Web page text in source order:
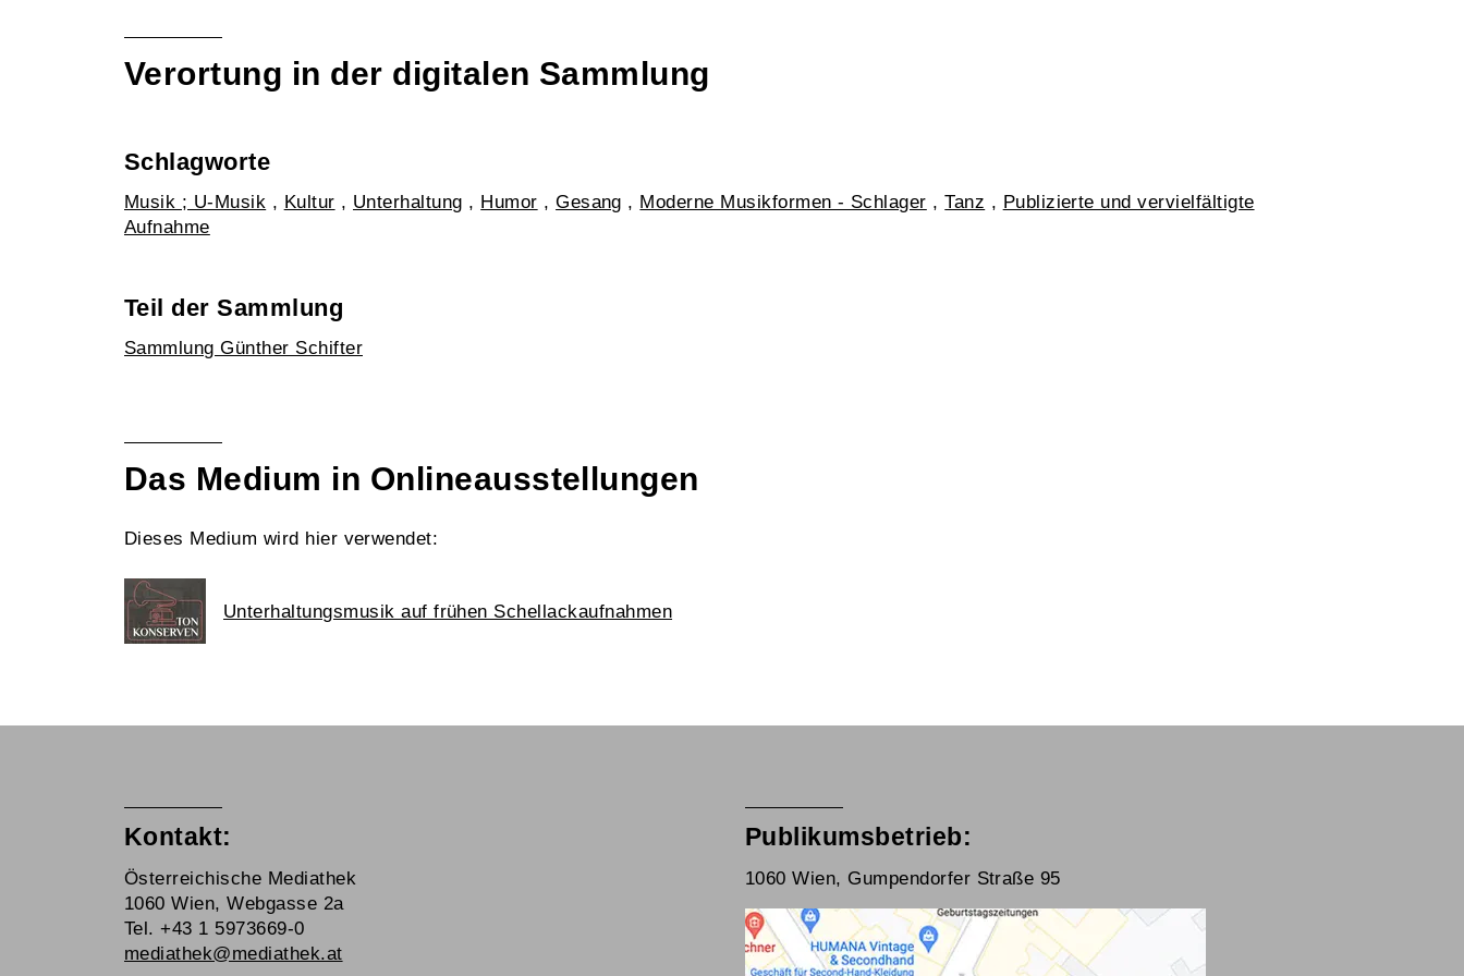
Verortung in der digitalen Sammlung
Schlagworte
Musik ; U-Musik , Kultur , Unterhaltung , Humor ,Gesang , Moderne Musikformen - Schlager ,Tanz , Publizierte und vervielfältigte
Aufnahme
Teil der Sammlung
Sammlung Günther Schifter
Das Medium in Onlineausstellungen
Dieses Medium wird hier verwendet:
Unterhaltungsmusik auf frühen Schellackaufnahmen
Kontakt:
Österreichische Mediathek
1060 Wien, Webgasse 2a
Tel. +43 1 5973669-0
mediathek@mediathek.at
Publikumsbetrieb:
1060 Wien, Gumpendorfer Straße 95